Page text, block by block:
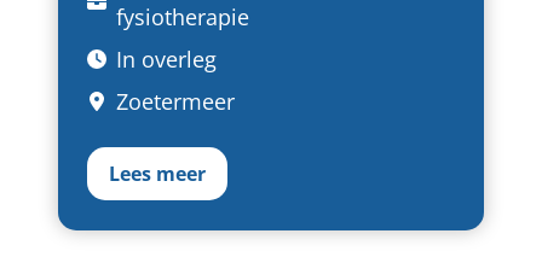
fysiotherapie
In overleg
Zoetermeer
Lees meer